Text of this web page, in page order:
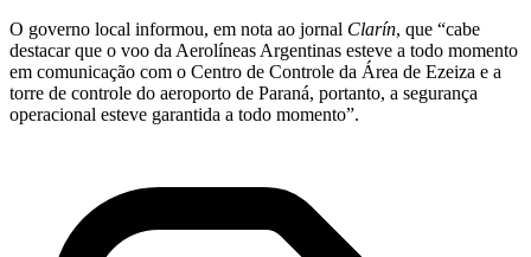
O governo local informou, em nota ao jornal Clarín, que “cabe
destacar que o voo da Aerolíneas Argentinas esteve a todo momento
em comunicação com o Centro de Controle da Área de Ezeiza e a
torre de controle do aeroporto de Paraná, portanto, a segurança
operacional esteve garantida a todo momento”.